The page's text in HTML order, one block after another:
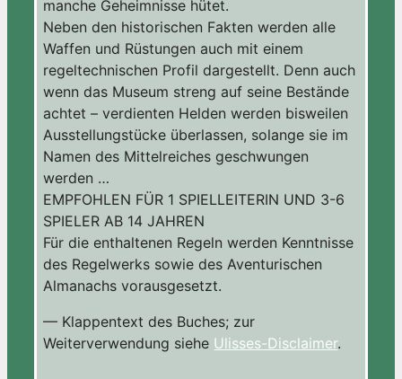
manche Geheimnisse hütet.
Neben den historischen Fakten werden alle
Waffen und Rüstungen auch mit einem
regeltechnischen Profil dargestellt. Denn auch
wenn das Museum streng auf seine Bestände
achtet – verdienten Helden werden bisweilen
Ausstellungstücke überlassen, solange sie im
Namen des Mittelreiches geschwungen
werden …
EMPFOHLEN FÜR 1 SPIELLEITERIN UND 3-6
SPIELER AB 14 JAHREN
Für die enthaltenen Regeln werden Kenntnisse
des Regelwerks sowie des Aventurischen
Almanachs vorausgesetzt.
— Klappentext des Buches; zur
Weiterverwendung siehe Ulisses-Disclaimer.